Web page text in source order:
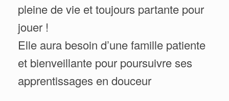
pleine de vie et toujours partante pour
jouer !
Elle aura besoin d’une famille patiente
et bienveillante pour poursuivre ses
apprentissages en douceur